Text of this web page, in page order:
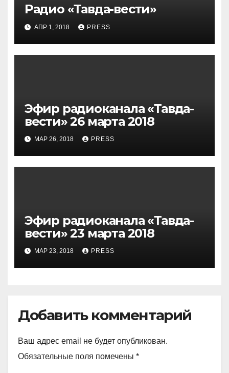
Радио «Тавда-вести»
АПР 1, 2018 PRESS
Эфир радиоканала «Тавда-
вести» 26 марта 2018
МАР 26, 2018 PRESS
Эфир радиоканала «Тавда-
вести» 23 марта 2018
МАР 23, 2018 PRESS
Добавить комментарий
Ваш адрес email не будет опубликован.
Обязательные поля помечены *